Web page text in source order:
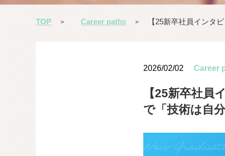
TOP > Career paths > 【25新卒社員インタ
2026/02/02 Career
【25新卒社員
で「技術は自